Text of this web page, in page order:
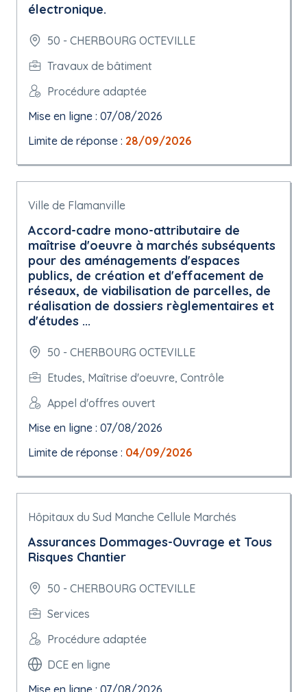
électronique.
50 - CHERBOURG OCTEVILLE
Travaux de bâtiment
Procédure adaptée
Mise en ligne : 07/08/2026
Limite de réponse : 28/09/2026
Ville de Flamanville
Accord-cadre mono-attributaire de
maîtrise d'oeuvre à marchés subséquents
pour des aménagements d'espaces
publics, de création et d'effacement de
réseaux, de viabilisation de parcelles, de
réalisation de dossiers règlementaires et
d'études ...
50 - CHERBOURG OCTEVILLE
Etudes, Maîtrise d'oeuvre, Contrôle
Appel d'offres ouvert
Mise en ligne : 07/08/2026
Limite de réponse : 04/09/2026
Hôpitaux du Sud Manche Cellule Marchés
Assurances Dommages-Ouvrage et Tous
Risques Chantier
50 - CHERBOURG OCTEVILLE
Services
Procédure adaptée
DCE en ligne
Mise en ligne : 07/08/2026